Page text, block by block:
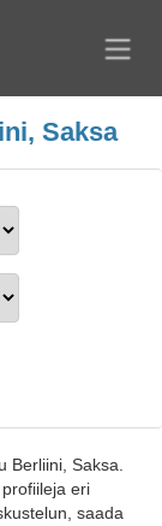
Saksa
Berliini, Saksa.
eri
saada